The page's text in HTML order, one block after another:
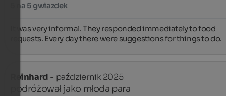
5 na 5 gwiazdek
It was very informal. They responded immediately to food
requests. Every day there were suggestions for things to do.
Reinhard - październik 2025
podróżował jako młoda para